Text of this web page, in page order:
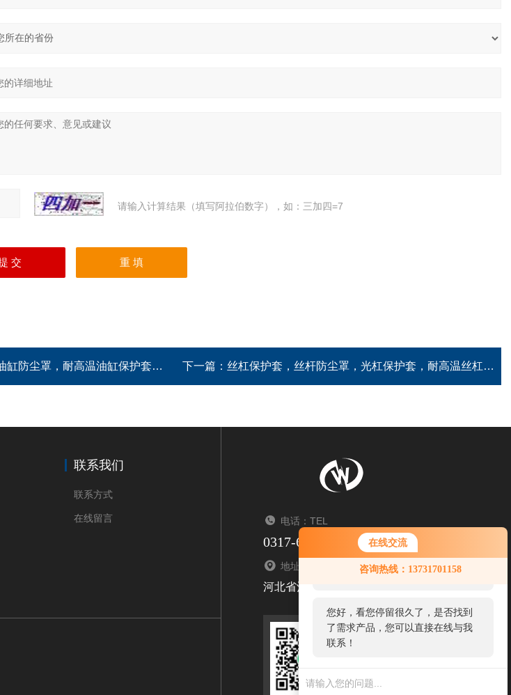
在线交流
咨询热线：13731701158
您好！欢迎前来咨询，很高兴为您
服务，请问您要咨询什么问题呢？
您好，看您停留很久了，是否找到
了需求产品，您可以直接在线与我
联系！
请输入计算结果（填写阿拉伯数字），如：三加四=7
罩，耐高温油缸保护套，防火油缸保护套 下一篇： 丝杠保护套，丝杆防尘罩，光杠保护套，耐高温丝杠保护套
联系我们
联系方式
在线留言 电话：TEL
0317-6347550/6341950
地址：ADDRESS
河北省沧州市盐山孙八里工业园133号